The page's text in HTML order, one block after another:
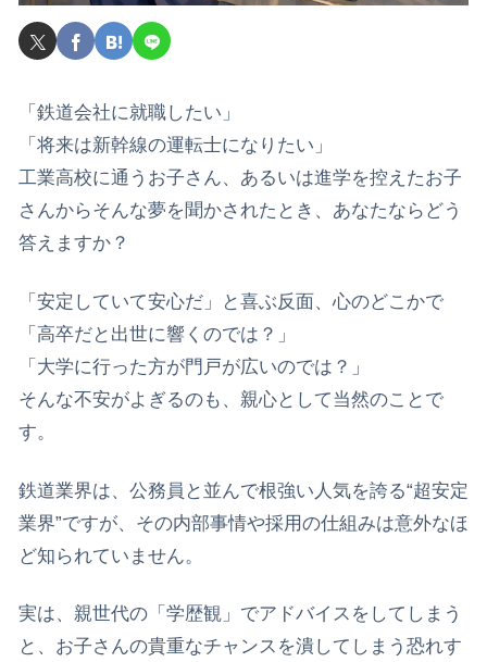
​「鉄道会社に就職したい」
「将来は新幹線の運転士になりたい」
​工業高校に通うお子さん、あるいは進学を控えたお子
さんからそんな夢を聞かされたとき、あなたならどう
答えますか？
​「安定していて安心だ」と喜ぶ反面、心のどこかで
「高卒だと出世に響くのでは？」
「大学に行った方が門戸が広いのでは？」
そんな不安がよぎるのも、親心として当然のことで
す。
​鉄道業界は、公務員と並んで根強い人気を誇る“超安定
業界”ですが、その内部事情や採用の仕組みは意外なほ
ど知られていません。
実は、親世代の「学歴観」でアドバイスをしてしまう
と、お子さんの貴重なチャンスを潰してしまう恐れす